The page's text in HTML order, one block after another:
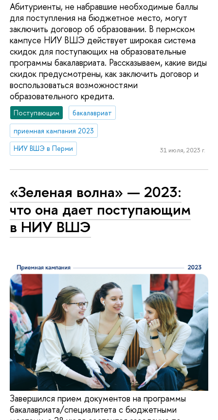
Абитуриенты, не набравшие необходимые баллы
для поступления на бюджетное место, могут
заключить договор об образовании. В пермском
кампусе НИУ ВШЭ действует широкая система
скидок для поступающих на образовательные
программы бакалавриата. Рассказываем, какие виды
скидок предусмотрены, как заключить договор и
воспользоваться возможностями
образовательного кредита.
Поступающим
бакалавриат
приемная кампания 2023
НИУ ВШЭ в Перми
31 июля, 2023 г.
«Зеленая волна» — 2023:
что она дает поступающим
в НИУ ВШЭ
Завершился прием документов на программы
бакалавриата/специалитета с бюджетными